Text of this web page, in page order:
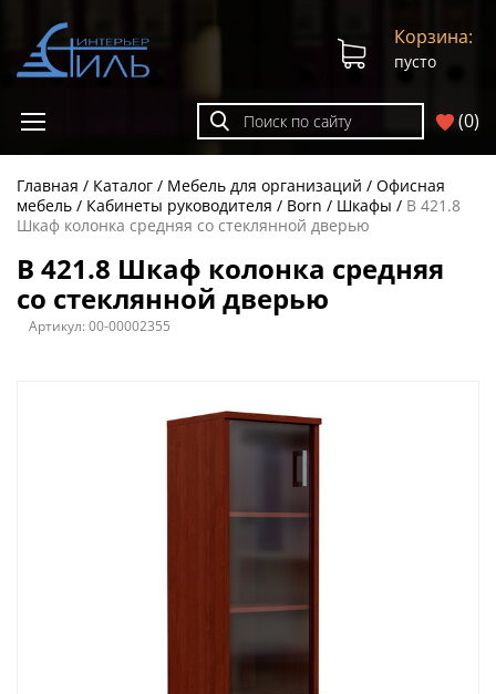
(0)
Корзина:
пусто
Главная Каталог Мебель для организаций
Офисная
мебель
Кабинеты руководителя Born Шкафы
B 421.8
Шкаф колонка средняя со стеклянной дверью
B 421.8 Шкаф колонка средняя
со стеклянной дверью
Артикул:00-00002355